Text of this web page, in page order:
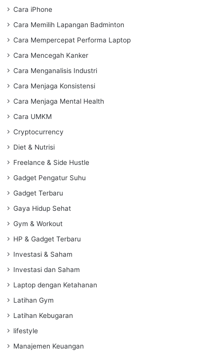
Cara iPhone
Cara Memilih Lapangan Badminton
Cara Mempercepat Performa Laptop
Cara Mencegah Kanker
Cara Menganalisis Industri
Cara Menjaga Konsistensi
Cara Menjaga Mental Health
Cara UMKM
Cryptocurrency
Diet & Nutrisi
Freelance & Side Hustle
Gadget Pengatur Suhu
Gadget Terbaru
Gaya Hidup Sehat
Gym & Workout
HP & Gadget Terbaru
Investasi & Saham
Investasi dan Saham
Laptop dengan Ketahanan
Latihan Gym
Latihan Kebugaran
lifestyle
Manajemen Keuangan